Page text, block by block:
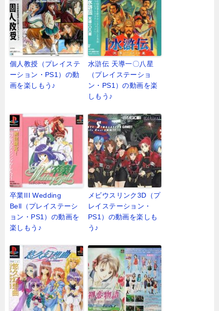
個人教授（プレイステ
ーション・PS1）の動
画を楽しもう♪
水滸伝 天導一〇八星
（プレイステーショ
ン・PS1）の動画を楽
しもう♪
卒業III Wedding
Bell（プレイステーシ
ョン・PS1）の動画を
楽しもう♪
メビウスリンク3D（プ
レイステーション・
PS1）の動画を楽しも
う♪